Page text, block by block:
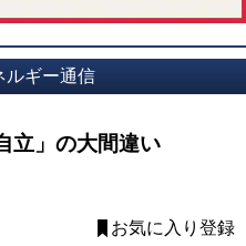
ルギー通信
立」の大間違い
お気に入り登録